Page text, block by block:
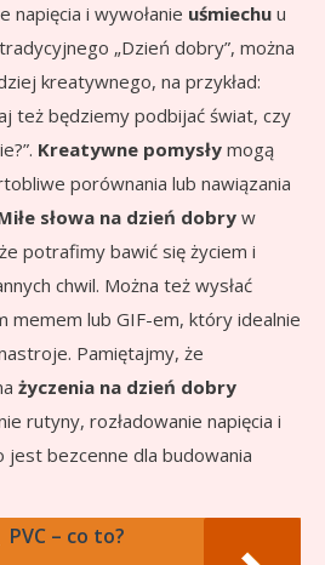
napięcia i wywołanie uśmiechu u
„Dzień dobry”, można
kreatywnego, na przykład:
też będziemy podbijać świat, czy
Kreatywne pomysły mogą
porównania lub nawiązania
słowa na dzień dobry w
potrafimy bawić się życiem i
chwil. Można też wysłać
memem lub GIF-em, który idealnie
Pamiętajmy, że
życzenia na dzień dobry
rutyny, rozładowanie napięcia i
jest bezcenne dla budowania
PVC – co to?